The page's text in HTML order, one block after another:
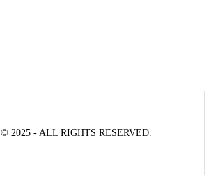
© 2025 - ALL RIGHTS RESERVED.